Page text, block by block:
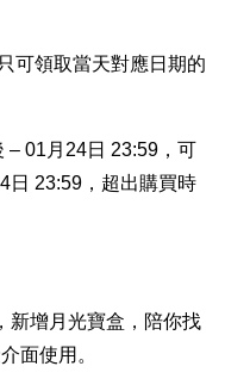
可領取當天對應日期的
01月24日 23:59，可
日 23:59，超出購買時
新增月光寶盒，陪你找
面使用。